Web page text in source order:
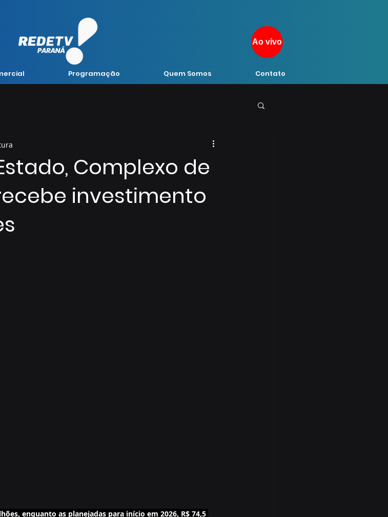
Programação Quem Somos Contato
Ao vivo
Complexo de
investimento
enquanto as planejadas para início em 2026, R$ 74,5